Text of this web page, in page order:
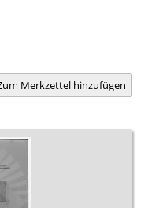
Merkzettel hinzufügen